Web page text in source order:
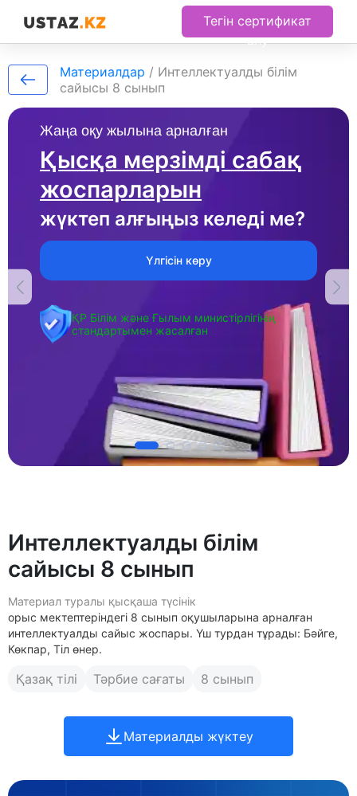
Тегін сертификат
алу
Жаңа оқу жылына арналған
Қысқа мерзімді сабақ
жоспарларын
жүктеп алғыңыз келеді ме?
Үлгісін көру
ҚР Білім және Ғылым министірлігінің
стандартымен жасалған
Материалдар / Интеллектуалды білім
сайысы 8 сынып
Интеллектуалды білім
сайысы 8 сынып
Материал туралы қысқаша түсінік
орыс мектептеріндегі 8 сынып оқушыларына арналған
интеллектуалды сайыс жоспары. Үш турдан тұрады: Бәйге,
Көкпар, Тіл өнер.
Қазақ тілі Тәрбие сағаты 8 сынып
Материалды жүктеу